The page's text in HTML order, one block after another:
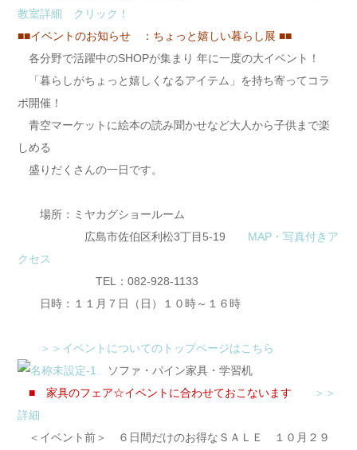
教室詳細 クリック！
■■イベントのお知らせ ：ちょっと嬉しい暮らし展 ■■
各分野で活躍中のSHOPが集まり 年に一度の大イベント！
「暮らしがちょっと嬉しくなるアイテム」を持ち寄ってコラ
ボ開催！
青空マーケットに絵本の読み聞かせなど大人から子供まで楽
しめる
盛りだくさんの一日です。
場所：ミヤカグショールーム
広島市佐伯区利松3丁目5-19
MAP・写真付きア
クセス
TEL：082-928-1133
日時：１１月７日（日）１０時～１６時
＞＞イベントについてのトップページはこちら
ソファ・パイン家具・学習机
■ 家具のフェア☆イベントに合わせておこないます
＞＞
詳細
＜イベント前＞ ６日間だけのお得なＳＡＬＥ １０月２９